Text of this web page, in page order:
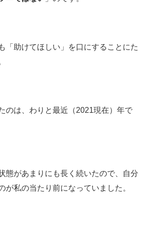
「助けてほしい」を口にすることにた
のは、わりと最近（2021現在）年で
態があまりにも長く続いたので、自分
が私の当たり前になっていました。